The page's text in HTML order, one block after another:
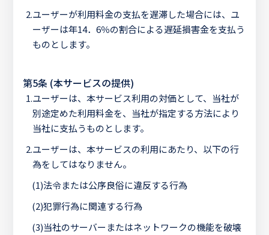
2.ユーザーが利用料金の支払を遅滞した場合には、ユ
ーザーは年14．6％の割合による遅延損害金を支払う
ものとします。
第5条 (本サービスの提供)
1.ユーザーは、本サービス利用の対価として、当社が
別途定めた利用料金を、当社が指定する方法により
当社に支払うものとします。
2.ユーザーは、本サービスの利用にあたり、以下の行
為をしてはなりません。
(1)法令または公序良俗に違反する行為
(2)犯罪行為に関連する行為
(3)当社のサーバーまたはネットワークの機能を破壊